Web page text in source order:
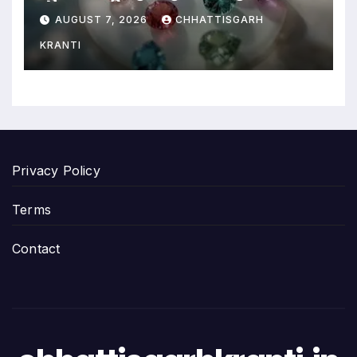
काम…
AUGUST 7, 2026 CHHATTISGARH
KRANTI
Privacy Policy
Terms
Contact